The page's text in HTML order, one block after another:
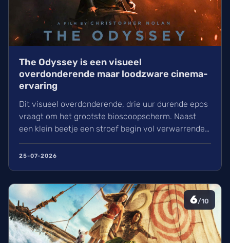
The Odyssey is een visueel
overdonderende maar loodzware cinema-
ervaring
Dit visueel overdonderende, drie uur durende epos
vraagt om het grootste bioscoopscherm. Naast
een klein beetje een stroef begin vol verwarrende
flashbacks en wisselend acteerwerk, evolueert de
film in een indrukwekkend epos vol praktische
25-07-2026
6/10